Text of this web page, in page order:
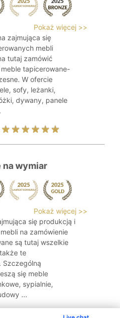
Pokaż więcej >>
zajmująca się
mebli
tutaj zamówić
tapicerowane-
W ofercie
sofy, leżanki,
dywany, panele
na wymiar
Pokaż więcej >>
się produkcją i
na zamówienie
są tutaj wszelkie
te
Szczególną
się meble
sypialnie,
...